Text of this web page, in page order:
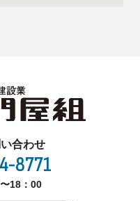
合わせ
8771
18：00